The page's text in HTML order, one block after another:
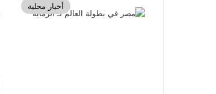
أخبار محلية